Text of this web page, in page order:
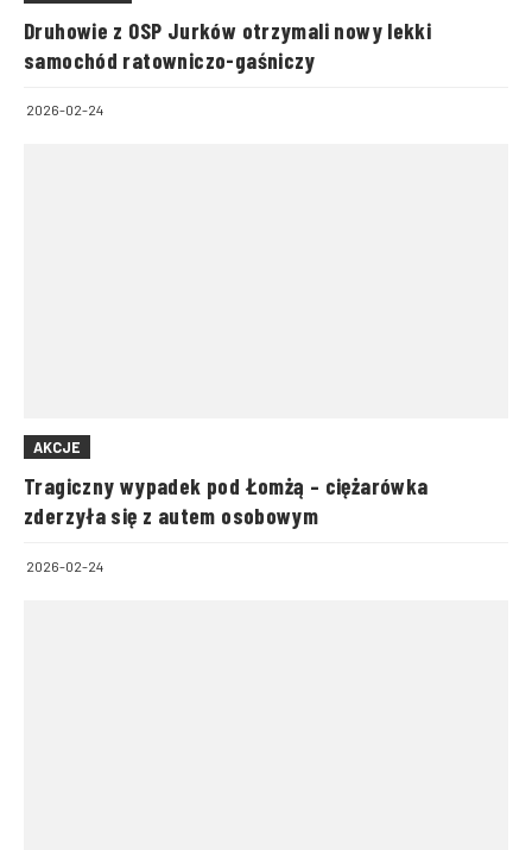
Druhowie z OSP Jurków otrzymali nowy lekki
samochód ratowniczo-gaśniczy
2026-02-24
AKCJE
Tragiczny wypadek pod Łomżą – ciężarówka
zderzyła się z autem osobowym
2026-02-24